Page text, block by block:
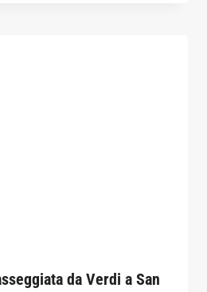
da Verdi a San